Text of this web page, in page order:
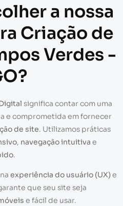
a nossa
Criação de
Verdes -
significa contar com uma
e comprometida em fornecer
de site. Utilizamos práticas
, navegação intuitiva e
.
experiência do usuário (UX)e
que seu site seja
e fácil de usar.